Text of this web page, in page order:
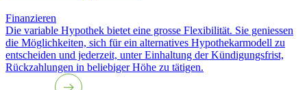
Finanzieren
Die variable Hypothek bietet eine grosse Flexibilität. Sie geniessen
die Möglichkeiten, sich für ein alternatives Hypothekarmodell zu
entscheiden und jederzeit, unter Einhaltung der Kündigungsfrist,
Rückzahlungen in beliebiger Höhe zu tätigen.